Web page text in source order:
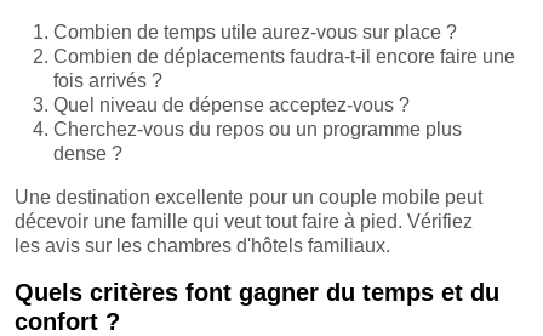
Combien de temps utile aurez-vous sur place ?
Combien de déplacements faudra-t-il encore faire une
fois arrivés ?
Quel niveau de dépense acceptez-vous ?
Cherchez-vous du repos ou un programme plus
dense ?
Une destination excellente pour un couple mobile peut
décevoir une famille qui veut tout faire à pied. Vérifiez
les avis sur les chambres d'hôtels familiaux.
Quels critères font gagner du temps et du
confort ?